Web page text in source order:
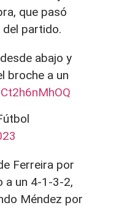
que pasó
partido.
abajo y
broche a un
Ferreira por
a un 4-1-3-2,
Méndez por